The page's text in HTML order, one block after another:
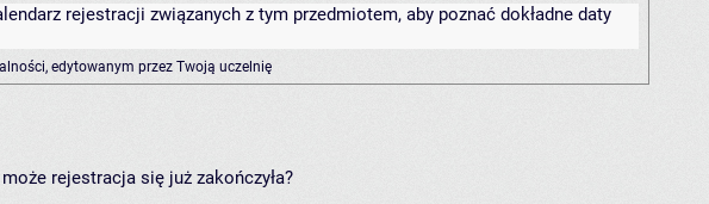
rejestracji związanych z tym przedmiotem, aby poznać dokładne daty
edytowanym przez Twoją uczelnię
rejestracja się już zakończyła?